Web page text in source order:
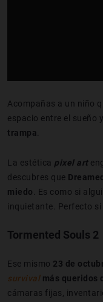
Acompañas a un niño
espacio entre el sueño
trampa.
La estética pixel art
descubres que
miedo. Es como si
inquietante. Perfecto si
Tormented Souls 2
Ese mismo 23 de
survival más queridos
cámaras fijas,